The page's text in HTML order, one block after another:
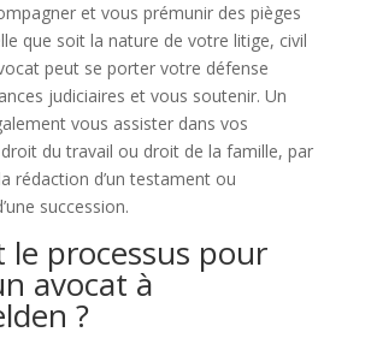
et vous prémunir des pièges
que soit la nature de votre litige, civil
peut se porter votre défense
judiciaires et vous soutenir. Un
vous assister dans vos
du travail ou droit de la famille, par
rédaction d’un testament ou
succession.
le processus pour
avocat à
?